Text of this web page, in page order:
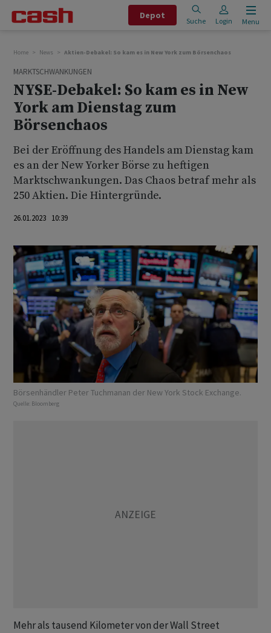
Depot
Suche Login Menu
Home News Aktien-Debakel: So kam es in New York zum Börsenchaos
MARKTSCHWANKUNGEN
NYSE-Debakel: So kam es in New
York am Dienstag zum
Börsenchaos
Bei der Eröffnung des Handels am Dienstag kam
es an der New Yorker Börse zu heftigen
Marktschwankungen. Das Chaos betraf mehr als
250 Aktien. Die Hintergründe.
26.01.2023 10:39
Börsenhändler Peter Tuchmanan der New York Stock Exchange.
Quelle: Bloomberg
Mehr als tausend Kilometer von der Wall Street